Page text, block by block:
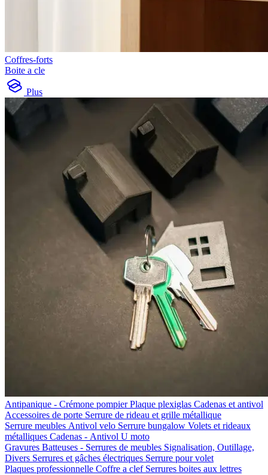
Coffres-forts
Boite a cle
Plus
Antipanique - Crémone pompierPlaque plexiglas Cadenas et antivol
Accessoires de porte Serrure de rideau et grille métallique
Serrure meubles Antivol velo Serrure bungalow Volets et rideaux
métalliques Cadenas - Antivol U moto
Gravures Batteuses - Serrures de meubles Signalisation, Outillage,
Divers Serrures et gâches électriques Serrure pour volet
Plaques professionnelle Coffre a clef Serrures boites aux lettres